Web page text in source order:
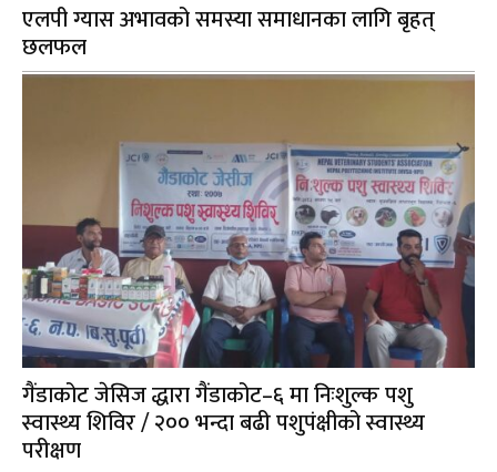
एलपी ग्यास अभावको समस्या समाधानका लागि बृहत्
छलफल
गैंडाकोट जेसिज द्धारा गैंडाकोट–६ मा निःशुल्क पशु
स्वास्थ्य शिविर / २०० भन्दा बढी पशुपंक्षीको स्वास्थ्य
परीक्षण